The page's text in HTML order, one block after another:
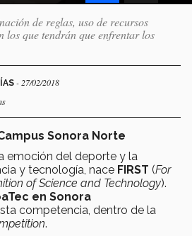
de reglas, uso de recursos
los que tendrán que enfrentar los
- 27/02/2018
Sonora Norte
emoción del deporte y la
y tecnología, nace FIRST (For
of Science and Technology).
en Sonora
competencia, dentro de la
.